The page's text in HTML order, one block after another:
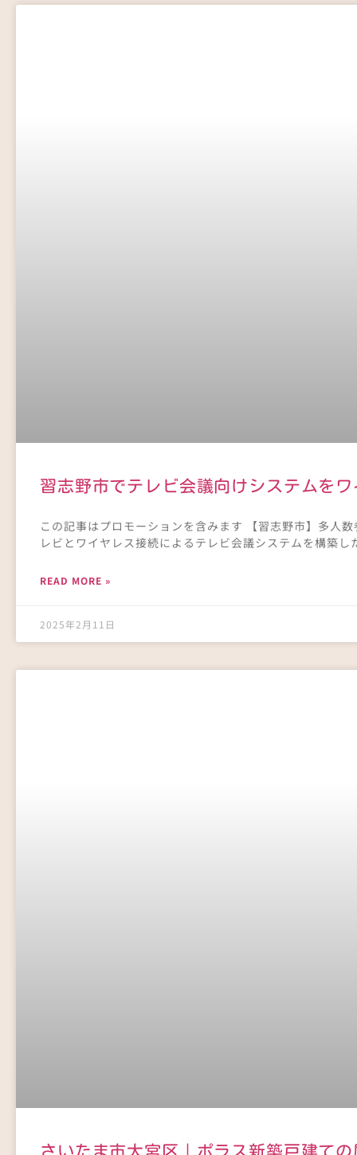
習志野市でテレビ会議向けシステムを
この記事はプロモーションを含みます 【習志野市】多人
レビとワイヤレス接続によるテレビ会議システムを構築
READ MORE »
2025年2月11日
さいたま市大宮区｜ポラス新築戸建て